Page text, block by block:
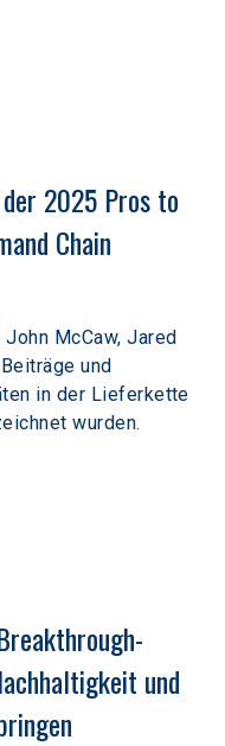
2025 Pros to
Chain
McCaw, Jared
und
in der Lieferkette
wurden.
und